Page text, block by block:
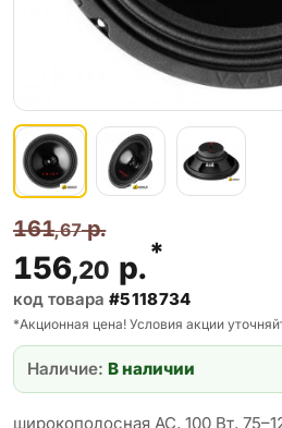
161,67р.
156,20 р.*
код товара #5118734
*Акционная цена! Условия акции
Наличие: В наличии
широкополосная АС, 100 Вт,